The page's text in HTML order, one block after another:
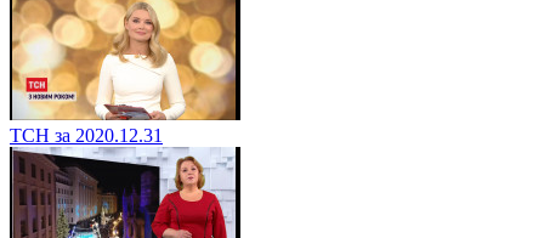
ТСН за 2020.12.31